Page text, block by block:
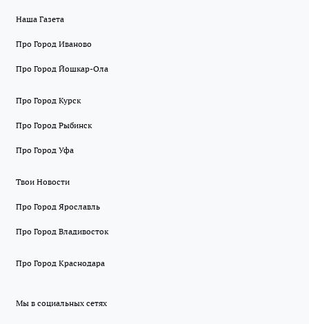
Наша Газета
Про Город Иваново
Про Город Йошкар-Ола
Про Город Курск
Про Город Рыбинск
Про Город Уфа
Твои Новости
Про Город Ярославль
Про Город Владивосток
Про Город Краснодара
Мы в социальных сетях